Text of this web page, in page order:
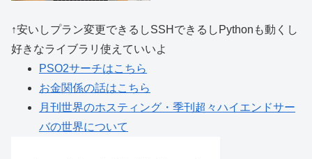
↑安いしプラン変更できるしSSHできるしPythonも動くし
好きなライブラリ使えていいよ
PSO2サーチはこちら
お金関係の話はこちら
月刊世界のホスティング・季刊超々ハイエンドサー
バの世界について